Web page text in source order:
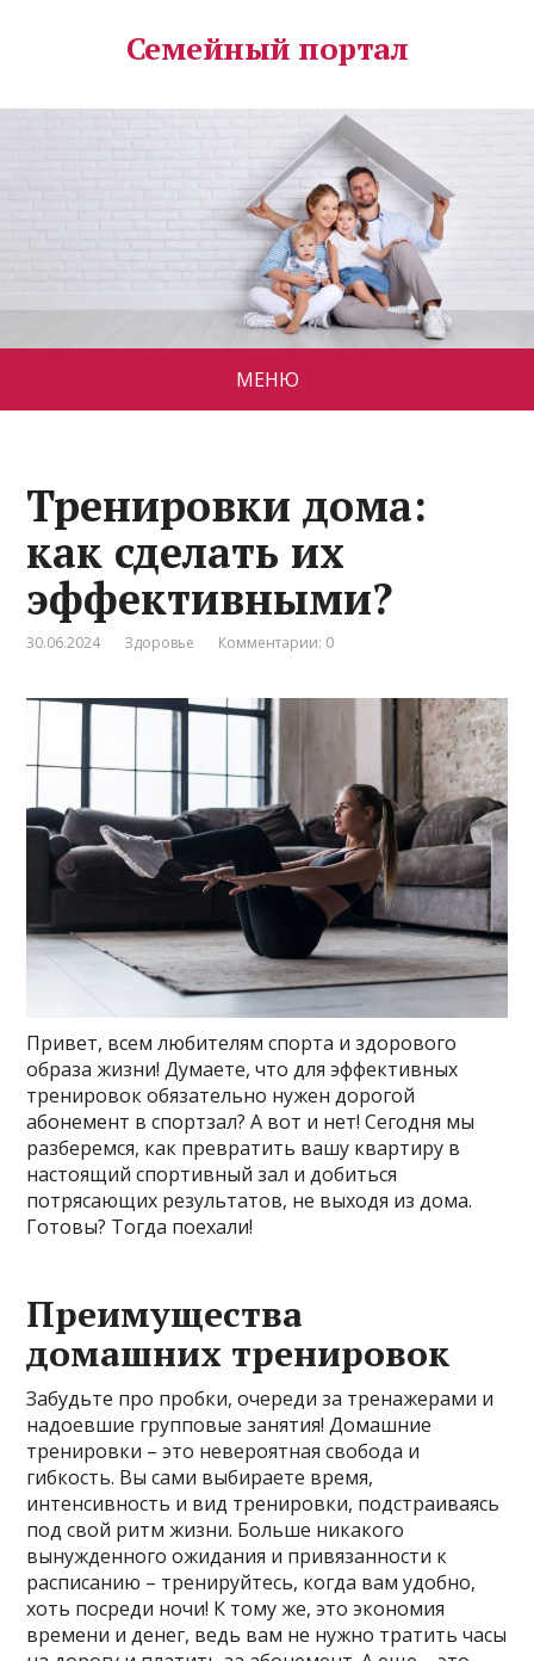
Семейный портал
МЕНЮ
Тренировки дома:
как сделать их
эффективными?
30.06.2024 Здоровье Комментарии: 0
Привет, всем любителям спорта и здорового
образа жизни! Думаете, что для эффективных
тренировок обязательно нужен дорогой
абонемент в спортзал? А вот и нет! Сегодня мы
разберемся, как превратить вашу квартиру в
настоящий спортивный зал и добиться
потрясающих результатов, не выходя из дома.
Готовы? Тогда поехали!
Преимущества
домашних тренировок
Забудьте про пробки, очереди за тренажерами и
надоевшие групповые занятия! Домашние
тренировки – это невероятная свобода и
гибкость. Вы сами выбираете время,
интенсивность и вид тренировки, подстраиваясь
под свой ритм жизни. Больше никакого
вынужденного ожидания и привязанности к
расписанию – тренируйтесь, когда вам удобно,
хоть посреди ночи! К тому же, это экономия
времени и денег, ведь вам не нужно тратить часы